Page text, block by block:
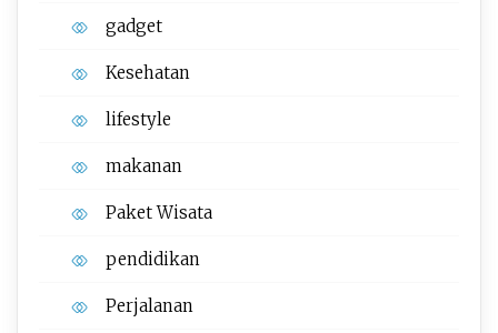
gadget
Kesehatan
lifestyle
makanan
Paket Wisata
pendidikan
Perjalanan